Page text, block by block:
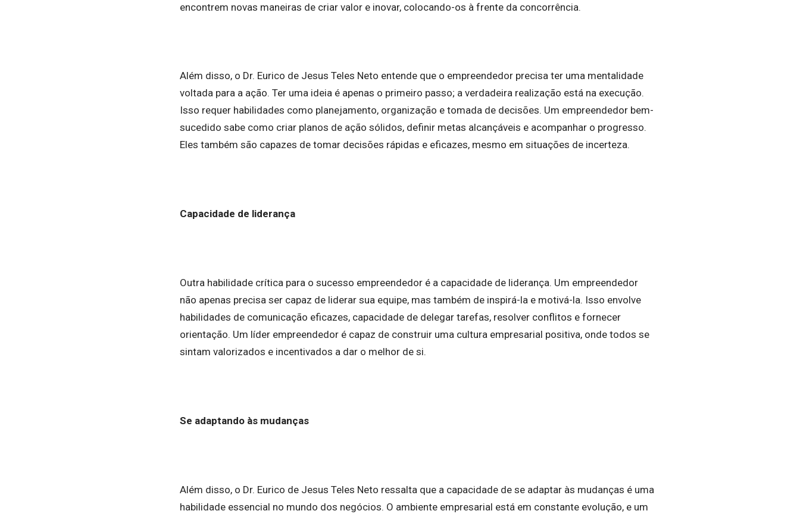
encontrem novas maneiras de criar valor e inovar, colocando-os à frente da concorrência.
Além disso, o Dr. Eurico de Jesus Teles Neto entende que o empreendedor precisa ter uma mentalidade
voltada para a ação. Ter uma ideia é apenas o primeiro passo; a verdadeira realização está na execução.
Isso requer habilidades como planejamento, organização e tomada de decisões. Um empreendedor bem-
sucedido sabe como criar planos de ação sólidos, definir metas alcançáveis e acompanhar o progresso.
Eles também são capazes de tomar decisões rápidas e eficazes, mesmo em situações de incerteza.
Capacidade de liderança
Outra habilidade crítica para o sucesso empreendedor é a capacidade de liderança. Um empreendedor
não apenas precisa ser capaz de liderar sua equipe, mas também de inspirá-la e motivá-la. Isso envolve
habilidades de comunicação eficazes, capacidade de delegar tarefas, resolver conflitos e fornecer
orientação. Um líder empreendedor é capaz de construir uma cultura empresarial positiva, onde todos se
sintam valorizados e incentivados a dar o melhor de si.
Se adaptando às mudanças
Além disso, o Dr. Eurico de Jesus Teles Neto ressalta que a capacidade de se adaptar às mudanças é uma
habilidade essencial no mundo dos negócios. O ambiente empresarial está em constante evolução, e um